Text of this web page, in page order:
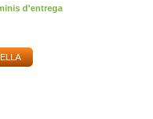
d'entrega